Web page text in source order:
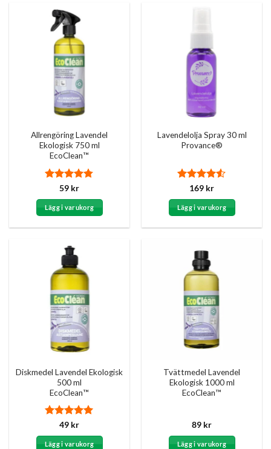
Allrengöring Lavendel
Ekologisk 750 ml
EcoClean™
Betygsatt
4.75av 5
59 kr
Lägg i varukorg
Lavendelolja Spray 30 ml
Provance®
Betygsatt
4.5av 5
169 kr
Lägg i varukorg
Diskmedel Lavendel Ekologisk
500 ml
EcoClean™
Betygsatt
av 5
49 kr
Lägg i varukorg
Tvättmedel Lavendel
Ekologisk 1000 ml
EcoClean™
89 kr
Lägg i varukorg